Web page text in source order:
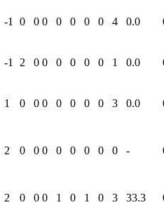
-1 0 0 0 0 0 0 0 4 0.0
-1 2 0 0 0 0 0 0 1 0.0
1 0 0 0 0 0 0 0 3 0.0
2 0 0 0 0 0 0 0 0 -
2 0 0 0 1 0 1 0 3 33.3